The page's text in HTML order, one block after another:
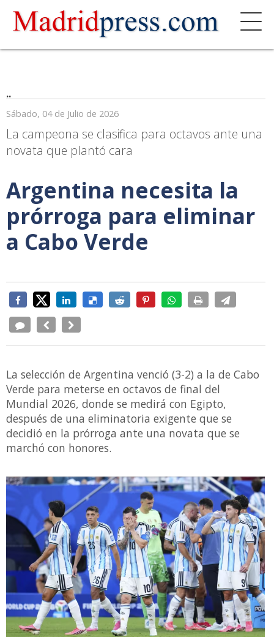
..
Sábado, 04 de Julio de 2026
La campeona se clasifica para octavos ante una
novata que plantó cara
Argentina necesita la
prórroga para eliminar
a Cabo Verde
La selección de Argentina venció (3-2) a la de Cabo
Verde para meterse en octavos de final del
Mundial 2026, donde se medirá con Egipto,
después de una eliminatoria exigente que se
decidió en la prórroga ante una novata que se
marchó con honores.